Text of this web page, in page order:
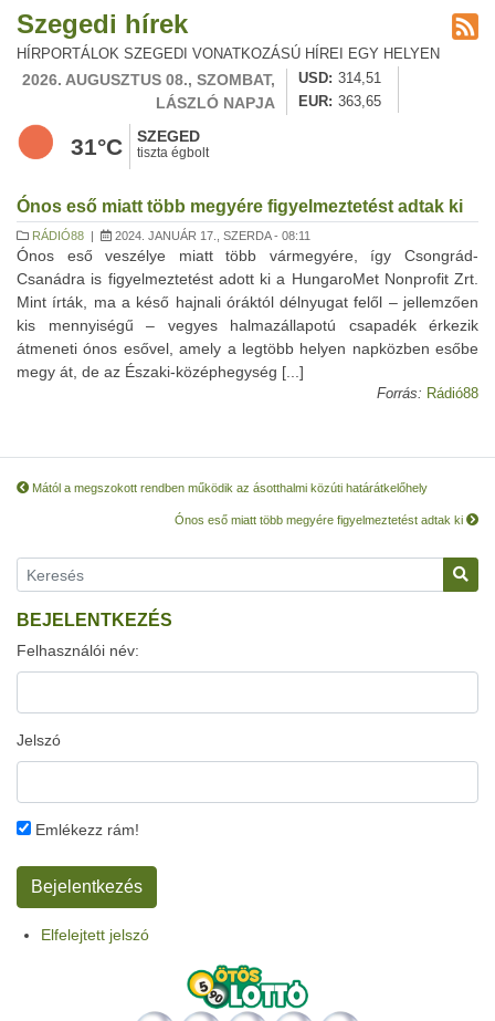
Szegedi hírek
HÍRPORTÁLOK SZEGEDI VONATKOZÁSÚ HÍREI EGY HELYEN
2026. AUGUSZTUS 08., SZOMBAT,
LÁSZLÓ NAPJA
USD
314,51
EUR
363,65
31°C SZEGED
tiszta égbolt
Ónos eső miatt több megyére figyelmeztetést adtak ki
RÁDIÓ88 | 2024. JANUÁR 17., SZERDA - 08:11
Ónos eső veszélye miatt több vármegyére, így Csongrád-
Csanádra is figyelmeztetést adott ki a HungaroMet Nonprofit Zrt.
Mint írták, ma a késő hajnali óráktól délnyugat felől – jellemzően
kis mennyiségű – vegyes halmazállapotú csapadék érkezik
átmeneti ónos esővel, amely a legtöbb helyen napközben esőbe
megy át, de az Északi-középhegység [...]
Forrás: Rádió88
Mától a megszokott rendben működik az ásotthalmi közúti határátkelőhely
Ónos eső miatt több megyére figyelmeztetést adtak ki
BEJELENTKEZÉS
Felhasználói név:
Jelszó
Emlékezz rám!
Elfelejtett jelszó